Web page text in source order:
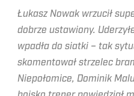
Łukasz Nowak wrzucił
dobrze ustawiony.
wpadła do siatki – tak
skomentował strzelec
Niepołomice, Dominik